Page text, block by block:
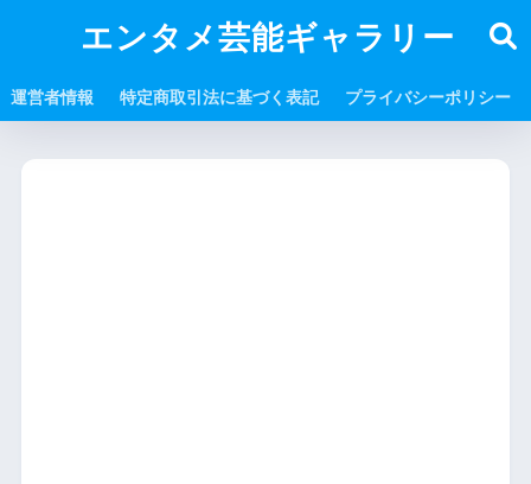
エンタメ芸能ギャラリー
運営者情報 特定商取引法に基づく表記 プライバシーポリシー